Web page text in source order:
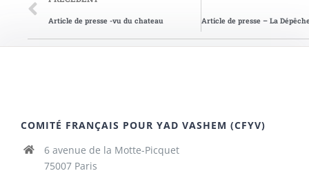
Article de presse -vu du chateau
COMITÉ FRANÇAIS POUR YAD VASHEM (CFYV)
6 avenue de la Motte-Picquet
75007 Paris